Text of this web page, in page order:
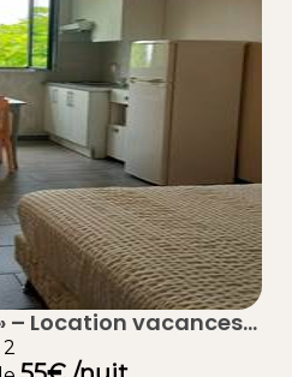
– Location vacances
(Lanton) – Bassin